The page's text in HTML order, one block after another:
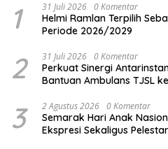
1 31 Juli 2026 0 Komentar
Helmi Ramlan Terpilih
Periode 2026/2029
2 31 Juli 2026 0 Komentar
Perkuat Sinergi
Bantuan Ambulans TJSL
3 2 Agustus 2026 0 Komentar
Semarak Hari Anak
Ekspresi Sekaligus